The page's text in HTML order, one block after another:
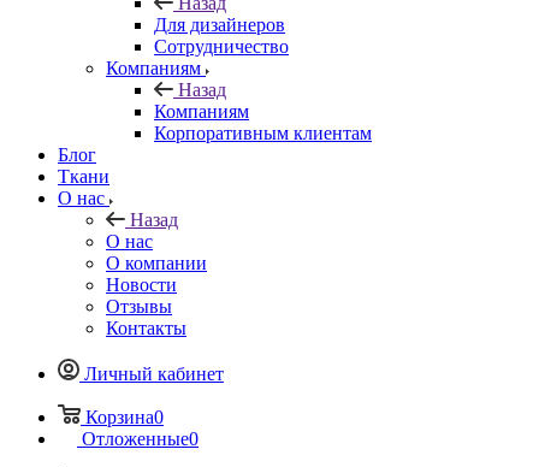
Для дизайнеров
Сотрудничество
Компаниям
Назад
Компаниям
Корпоративным клиентам
Блог
Ткани
О нас
Назад
О нас
О компании
Новости
Отзывы
Контакты
Личный кабинет
Корзина0
Отложенные0